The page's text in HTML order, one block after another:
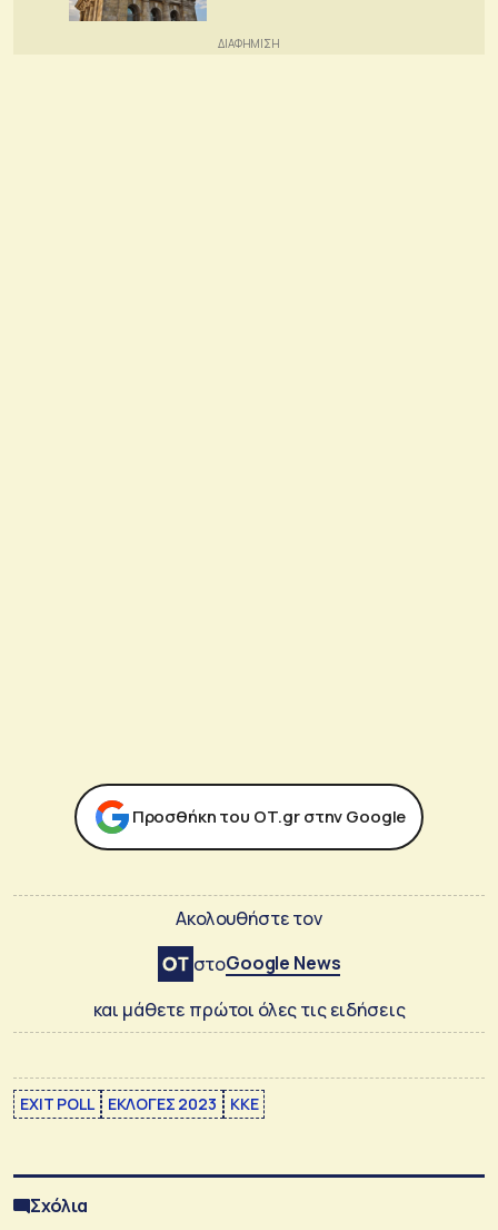
Προσθήκη του ΟΤ.gr στην Google
Ακολουθήστε τον
στοGoogle News
και μάθετε πρώτοι όλες τις ειδήσεις
EXIT POLL ΕΚΛΟΓΕΣ 2023 ΚΚΕ
Σχόλια